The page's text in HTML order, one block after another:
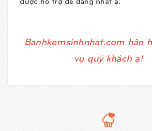
Banhkemsinhnhat.com hân
vụ quý khách ạ!